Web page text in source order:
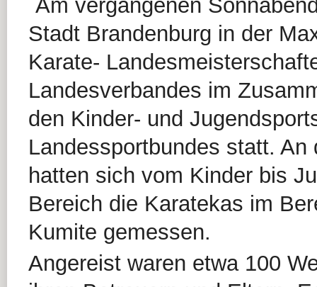
Am vergangenen
Stadt Brandenburg in der
Karate-
Landesverbandes im
den Kinder- und
Landessportbundes statt. An
hatten sich vom Kinder bis
Bereich die Karatekas im
Kumite gemessen.
Angereist waren etwa 100